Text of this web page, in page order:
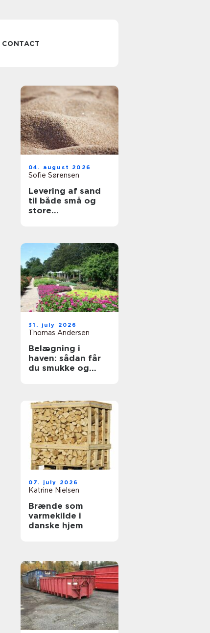
CONTACT
04. august 2026
Sofie Sørensen
Levering af sand
til både små og
store
31. july 2026
Thomas Andersen
Belægning i
haven: sådan får
du smukke og
07. july 2026
Katrine Nielsen
Brænde som
varmekilde i
danske hjem